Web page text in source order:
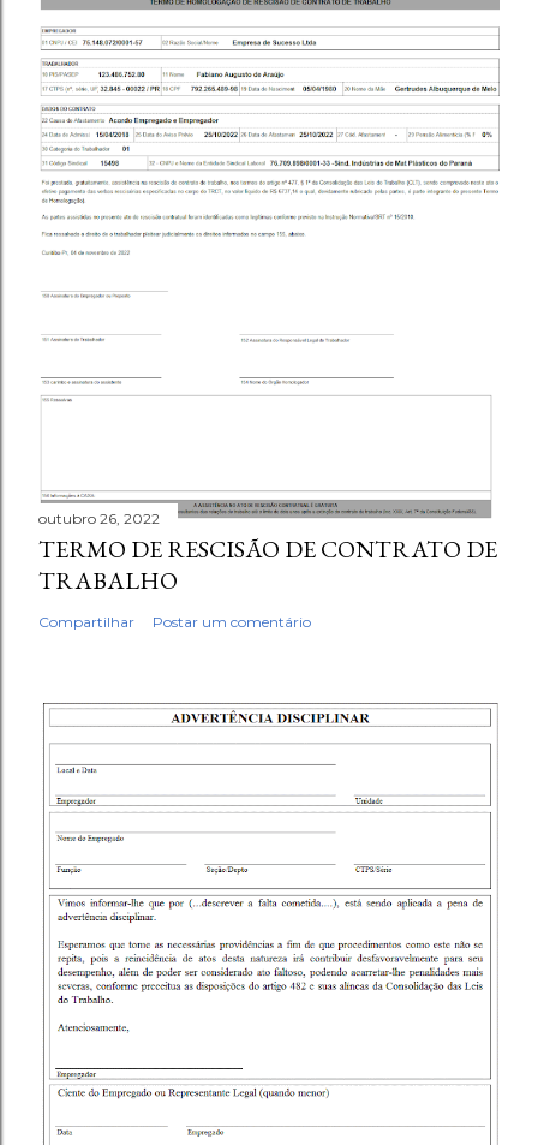
outubro 26, 2022
TERMO DE RESCISÃO DE CONTRATO DE
TRABALHO
Compartilhar Postar um comentário